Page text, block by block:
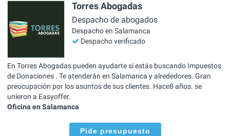
Torres Abogadas
Despacho de abogados
Despacho en Salamanca
Despacho verificado
En Torres Abogadas pueden ayudarte si estás buscando Impuestos
de Donaciones . Te atenderán en Salamanca y alrededores. Gran
preocupación por los asuntos de sus clientes. Hace8 años. se
unieron a Easyoffer.
Oficina en Salamanca
Pide presupuesto